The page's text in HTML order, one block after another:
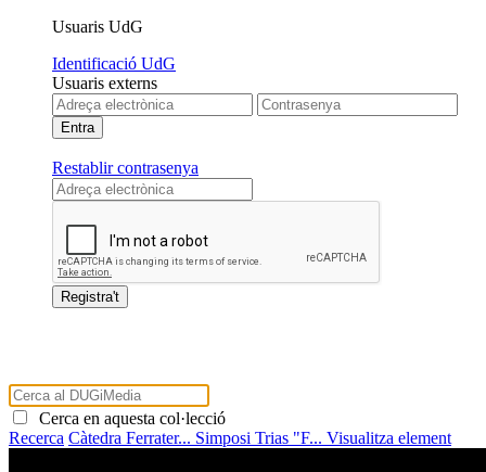
Usuaris UdG
Identificació UdG
Usuaris externs
Restablir contrasenya
Cerca en aquesta col·lecció
Recerca Càtedra Ferrater... Simposi Trias "F... Visualitza element